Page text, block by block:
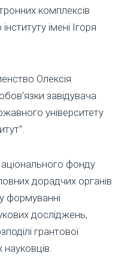
комплексів
імені Ігоря
Олексія
завідувача
університету
фонду
дорадчих органів
формуванні
досліджень,
грантової